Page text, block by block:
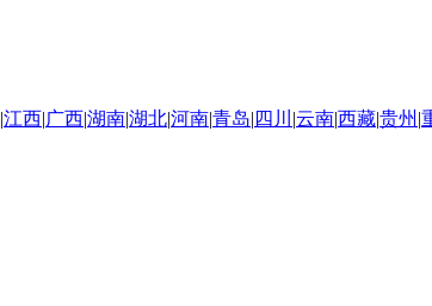
|江西|广西|湖南|湖北|河南|青岛| 四川 |云南|西藏|贵州 |